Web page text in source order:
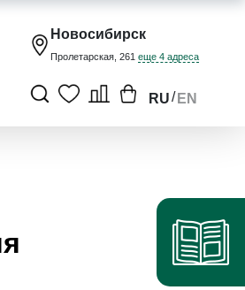
Новосибирск
Пролетарская, 261 еще 4 адреса
RU/ EN